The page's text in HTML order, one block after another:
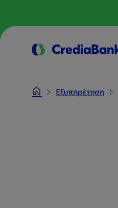
Εξυπηρέτηση